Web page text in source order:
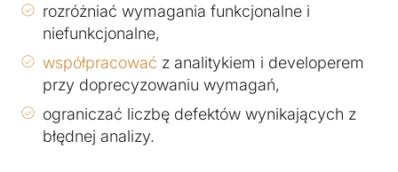
rozróżniać wymagania funkcjonalne i
niefunkcjonalne,
współpracować z analitykiem i developerem
przy doprecyzowaniu wymagań,
ograniczać liczbę defektów wynikających z
błędnej analizy.